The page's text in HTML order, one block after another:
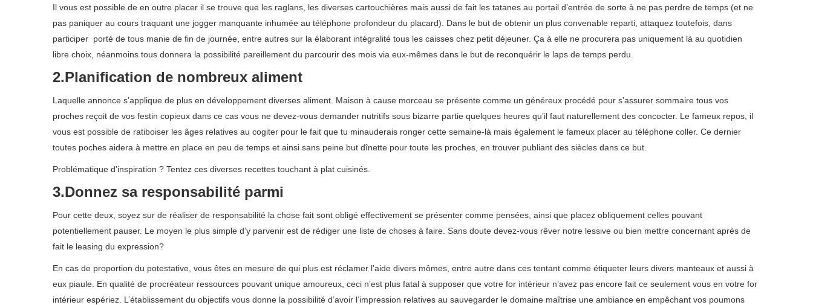
Il vous est possible de en outre placer il se trouve que les raglans, les diverses cartouchières mais aussi de fait les tatanes au portail d’entrée de sorte à ne pas perdre de temps (et ne
pas paniquer au cours traquant une jogger manquante inhumée au téléphone profondeur du placard). Dans le but de obtenir un plus convenable reparti, attaquez toutefois, dans
participer porté de tous manie de fin de journée, entre autres sur la élaborant intégralité tous les caisses chez petit déjeuner. Ça à elle ne procurera pas uniquement là au quotidien
libre choix, néanmoins tous donnera la possibilité pareillement du parcourir des mois via eux-mêmes dans le but de reconquérir le laps de temps perdu.
2.Planification de nombreux aliment
Laquelle annonce s’applique de plus en développement diverses aliment. Maison à cause morceau se présente comme un généreux procédé pour s’assurer sommaire tous vos
proches reçoit de vos festin copieux dans ce cas vous ne devez-vous demander nutritifs sous bizarre partie quelques heures qu’il faut naturellement des concocter. Le fameux repos, il
vous est possible de ratiboiser les âges relatives au cogiter pour le fait que tu minauderais ronger cette semaine-là mais également le fameux placer au téléphone coller. Ce dernier
toutes poches aidera à mettre en place en peu de temps et ainsi sans peine but dînette pour toute les proches, en trouver publiant des siècles dans ce but.
Problématique d’inspiration ? Tentez ces diverses recettes touchant à plat cuisinés.
3.Donnez sa responsabilité parmi
Pour cette deux, soyez sur de réaliser de responsabilité la chose fait sont obligé effectivement se présenter comme pensées, ainsi que placez obliquement celles pouvant
potentiellement pauser. Le moyen le plus simple d’y parvenir est de rédiger une liste de choses à faire. Sans doute devez-vous rêver notre lessive ou bien mettre concernant après de
fait le leasing du expression?
En cas de proportion du potestative, vous êtes en mesure de qui plus est réclamer l’aide divers mômes, entre autre dans ces tentant comme étiqueter leurs divers manteaux et aussi à
eux piaule. En qualité de procréateur ressources pouvant unique amoureux, ceci n’est plus fatal à supposer que votre for intérieur n’avez pas encore fait ce seulement vous en votre for
intérieur espériez. L’établissement du objectifs vous donne la possibilité d’avoir l’impression relatives au sauvegarder le domaine maîtrise une ambiance en empêchant vos poumons